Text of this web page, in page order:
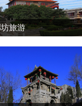
旅游